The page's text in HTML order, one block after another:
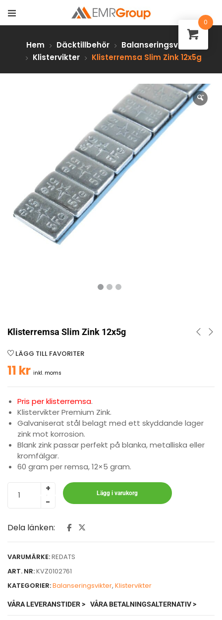
Hem Däcktillbehör
Balanseringsvikter
Klistervikter
Klisterremsa Slim Zink 12x5g
Klisterremsa Slim Zink 12x5g
LÄGG TILL FAVORITER
11 kr inkl. moms
Pris per klisterremsa.
Klistervikter Premium Zink.
Galvaniserat stål belagt med ett skyddande lager
zink mot korrosion.
Blank zink passar perfekt på blanka, metalliska eller
kromfälgar.
60 gram per remsa, 12×5 gram.
Lägg i varukorg
Dela länken:
VARUMÄRKE:REDATS
ART. NR:KVZ0102761
KATEGORIER:Balanseringsvikter, Klistervikter
VÅRA LEVERANSTIDER > VÅRA BETALNINGSALTERNATIV >
0